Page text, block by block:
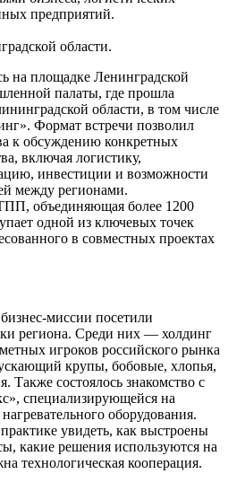
предприятий.
области.
на площадке Ленинградской
палаты, где прошла
области, в том числе
Формат встречи позволил
к обсуждению конкретных
включая логистику,
инвестиции и возможности
между регионами.
объединяющая более 1200
одной из ключевых точек
в совместных проектах
миссии посетили
региона. Среди них — холдинг
игроков российского рынка
крупы, бобовые, хлопья,
Также состоялось знакомство с
специализирующейся на
оборудования.
увидеть, как выстроены
какие решения используются на
технологическая кооперация.